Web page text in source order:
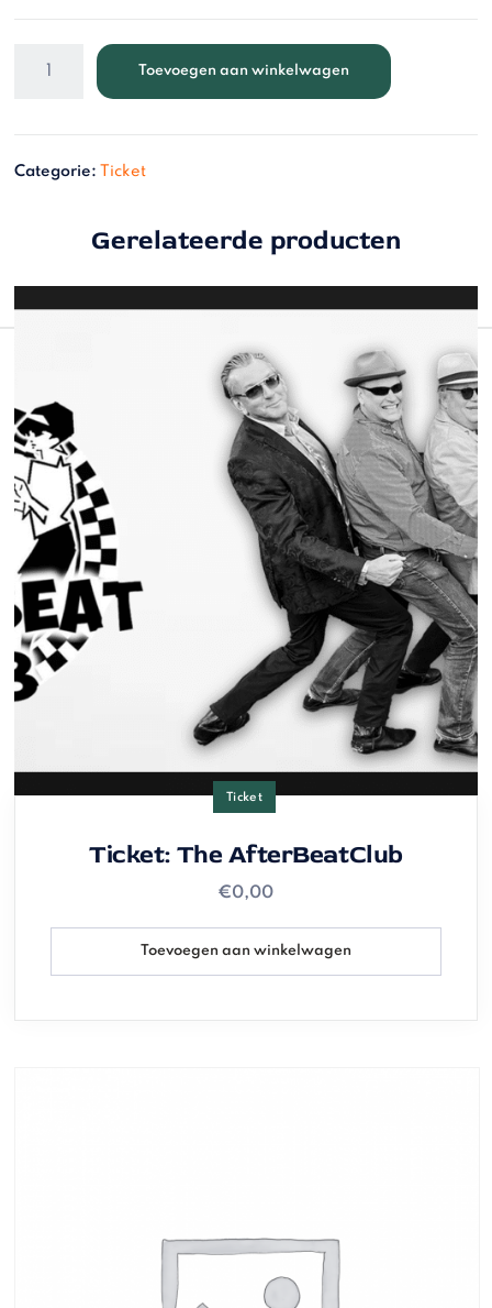
Toevoegen aan winkelwagen
Categorie: Ticket
Gerelateerde producten
Ticket
Ticket: The AfterBeatClub
€0,00
Toevoegen aan winkelwagen